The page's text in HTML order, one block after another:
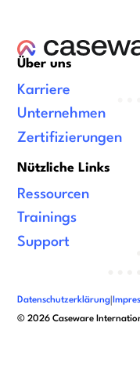
Über uns
Karriere
Unternehmen
Zertifizierungen
Nützliche Links
Ressourcen
Trainings
Support
©2026 Caseware
Datenschutzerklärung |